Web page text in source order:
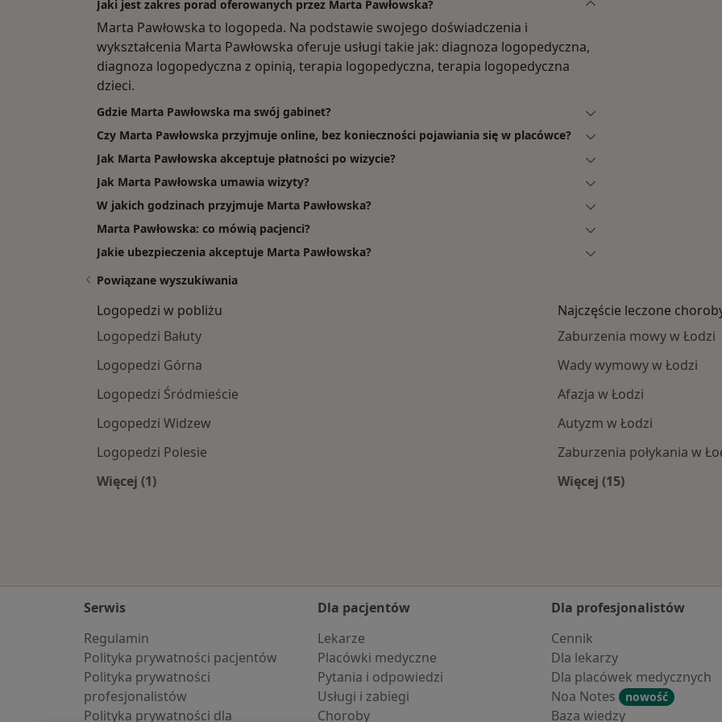
Jaki jest zakres porad oferowanych przez Marta Pawłowska?
Marta Pawłowska to logopeda. Na podstawie swojego doświadczenia i
wykształcenia Marta Pawłowska oferuje usługi takie jak: diagnoza logopedyczna,
diagnoza logopedyczna z opinią, terapia logopedyczna, terapia logopedyczna
dzieci.
Gdzie Marta Pawłowska ma swój gabinet?
Czy Marta Pawłowska przyjmuje online, bez konieczności pojawiania się w placówce?
Jak Marta Pawłowska akceptuje płatności po wizycie?
Jak Marta Pawłowska umawia wizyty?
W jakich godzinach przyjmuje Marta Pawłowska?
Marta Pawłowska: co mówią pacjenci?
Jakie ubezpieczenia akceptuje Marta Pawłowska?
Powiązane wyszukiwania
Logopedzi w pobliżu
Logopedzi Bałuty
Logopedzi Górna
Logopedzi Śródmieście
Logopedzi Widzew
Logopedzi Polesie
Więcej (1)
Najczęście leczone
Zaburzenia mowy w Łodzi
Wady wymowy w Łodzi
Afazja w Łodzi
Autyzm w Łodzi
Zaburzenia połykania w
Więcej (15)
Serwis
Regulamin
Polityka prywatności pacjentów
Polityka prywatności
profesjonalistów
Polityka prywatności dla
Dla pacjentów
Lekarze
Placówki medyczne
Pytania i odpowiedzi
Usługi i zabiegi
Choroby
Dla profesjonalistów
Cennik
Dla lekarzy
Dla placówek medycznych
Noa Notes
nowość
Baza wiedzy